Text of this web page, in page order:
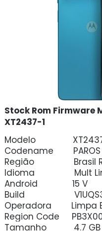
Stock Rom Firmware
XT2437-1
Modelo
Codename PAROS
Região Brasil
Idioma Mult
Android 15 V
Build
Operadora Limpa
Region Code
Tamanho 4.7 GB